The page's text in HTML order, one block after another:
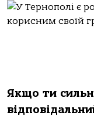
Якщо ти